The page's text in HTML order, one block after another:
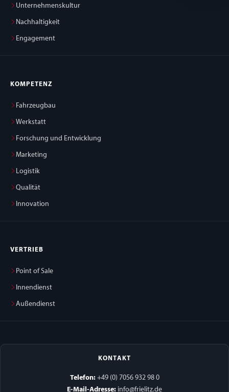
Unternehmenskultur
Nachhaltigkeit
Engagement
KOMPETENZ
Fahrzeugbau
Werkstatt
Forschung und Entwicklung
Marketing
Logistik
Qualität
Innovation
VERTRIEB
Point of Sale
Innendienst
Außendienst
KONTAKT
Telefon:+49 (0) 7056 932 98 0
E-Mail-Adresse: info@frielitz.de